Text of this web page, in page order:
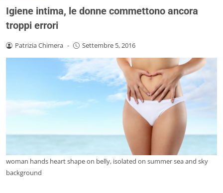
Igiene intima, le donne commettono ancora
troppi errori
Patrizia Chimera - Settembre 5, 2016
woman hands heart shape on belly, isolated on summer sea and sky
background